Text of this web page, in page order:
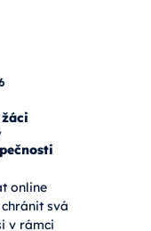
online
svá
v rámci